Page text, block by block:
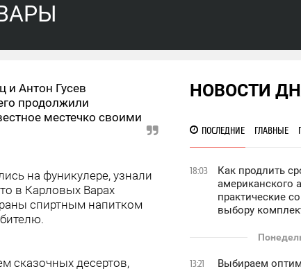
и Антон Гусев
продолжили
местечко своими
на фуникулере, узнали
в Карловых Варах
спиртным напитком
сказочных десертов,
НОВОСТИ
ПОСЛЕДНИЕ ГЛАВНЫЕ
18:03
Как продлить
американского
практические
выбору
13:21
Выбираем